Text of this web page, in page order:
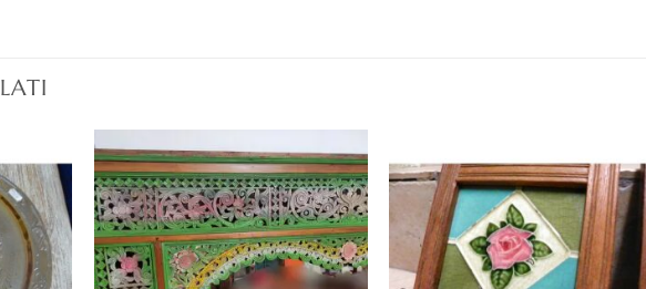
Aggiungi
alla lista
dei
desideri
Aggiungi
alla lista
dei
desideri
Aggiungi
alla lista
dei
desideri